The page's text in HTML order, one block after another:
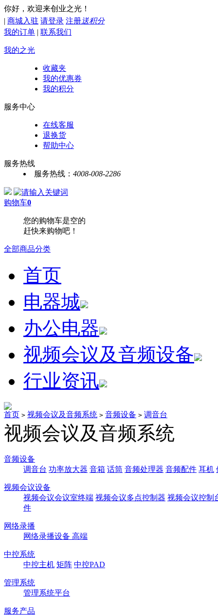
你好，欢迎来创业之光！
| 商城入驻 请登录 注册送积分
我的订单 | 联系我们
我的之光
收藏夹
我的优惠券
我的积分
服务中心
在线客服
退换货
帮助中心
服务热线
服务热线： 4008-008-2286
购物车0
您的购物车是空的
赶快来购物吧！
全部商品分类
首页
电器城
办公电器
视频会议及音频设备
行业资讯
首页 > 视频会议及音频系统 > 音频设备 > 调音台
视频会议及音频系统
音频设备
调音台 功率放大器 音箱 话筒 音频处理器 音频配件 耳机
视频会议设备
视频会议会议室终端 视频会议多点控制器 视频会议控制
件
网络录播
网络录播设备 高端
中控系统
中控主机 矩阵 中控PAD
管理系统
管理系统平台
服务产品